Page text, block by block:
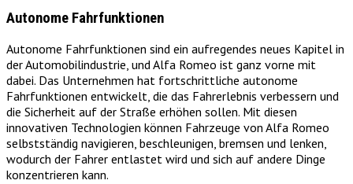
Autonome Fahrfunktionen
Autonome Fahrfunktionen sind ein aufregendes neues Kapitel in
der Automobilindustrie, und Alfa Romeo ist ganz vorne mit
dabei. Das Unternehmen hat fortschrittliche autonome
Fahrfunktionen entwickelt, die das Fahrerlebnis verbessern und
die Sicherheit auf der Straße erhöhen sollen. Mit diesen
innovativen Technologien können Fahrzeuge von Alfa Romeo
selbstständig navigieren, beschleunigen, bremsen und lenken,
wodurch der Fahrer entlastet wird und sich auf andere Dinge
konzentrieren kann.